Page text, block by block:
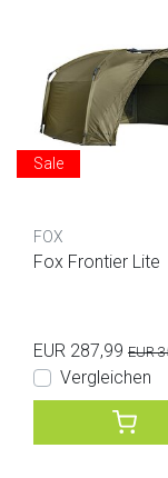
Sale
FOX
Fox Frontier Lite
EUR 287,99 EUR
Vergleichen